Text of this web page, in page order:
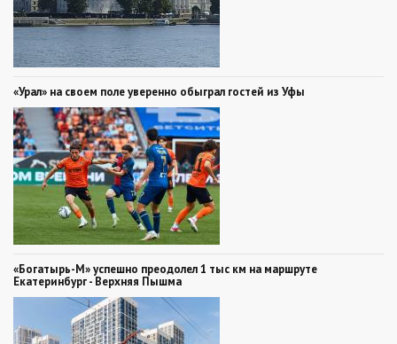
«Урал» на своем поле уверенно обыграл гостей из Уфы
«Богатырь-М» успешно преодолел 1 тыс км на маршруте
Екатеринбург - Верхняя Пышма